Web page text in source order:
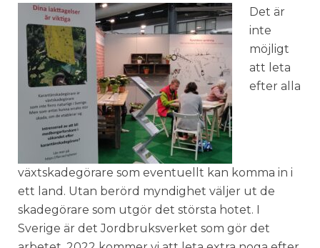
Det är
inte
möjligt
att leta
efter alla
växtskadegörare som eventuellt kan komma in i
ett land. Utan berörd myndighet väljer ut de
skadegörare som utgör det största hotet. I
Sverige är det Jordbruksverket som gör det